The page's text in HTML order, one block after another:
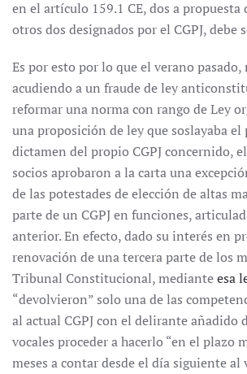
en el artículo 159.1 CE, dos a propuesta
otros dos designados por el CGPJ, debe
Es por esto por lo que el verano
acudiendo a un fraude de ley
reformar una norma con rango de Ley
una proposición de ley que soslayaba el
dictamen del propio CGPJ concernido,
socios aprobaron a la carta una
de las potestades de elección de altas
parte de un CGPJ en funciones,
anterior. En efecto, dado su interés en
renovación de una tercera parte de los
Tribunal Constitucional, medianteesa
“devolvieron” solo una de las
al actual CGPJ con el delirante añadido
vocales proceder a hacerlo “en el plazo
meses a contar desde el día siguiente